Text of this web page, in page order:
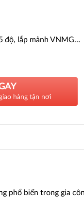
độ, lắp mảnh VNMG…
hàng tận nơi
phổ biến trong gia